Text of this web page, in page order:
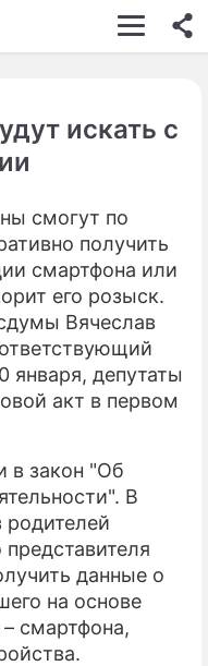
ШОУ-БИЗНЕС
КИНО
ЗДОРОВЬЕ
ЭКОНОМИКА
ПРОИСШЕСТВИЯ
СОННИК
СТИЛЬ ЖИЗНИ
ПРЕСС-РЕЛИЗЫ
О ПРОЕКТЕ
искать с
смогут по
получить
смартфона или
его розыск.
Вячеслав
января, депутаты
акт в первом
в закон "Об
В
родителей
представителя
данные о
на основе
смартфона,